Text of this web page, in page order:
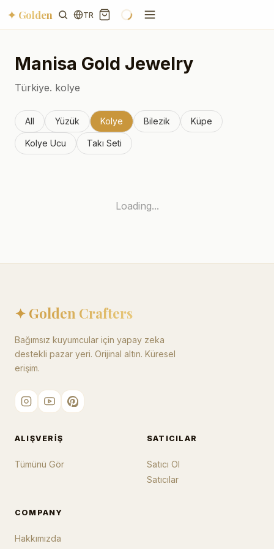
✦ Golden TR
Manisa Gold Jewelry
Türkiye. kolye
All Yüzük Kolye Bilezik Küpe
Kolye Ucu Takı Seti
Loading...
✦ Golden Crafters
Bağımsız kuyumcular için yapay zeka
destekli pazar yeri. Orijinal altın. Küresel
erişim.
ALIŞVERIŞ
Tümünü Gör
SATICILAR
Satıcı Ol
Satıcılar
COMPANY
Hakkımızda